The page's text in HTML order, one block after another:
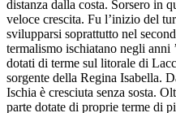
distanza dalla costa. Sorsero in
veloce crescita. Fu l’inizio del
svilupparsi soprattutto nel
termalismo ischiatano negli anni
dotati di terme sul litorale di
sorgente della Regina Isabella.
Ischia è cresciuta senza sosta.
parte dotate di proprie terme di